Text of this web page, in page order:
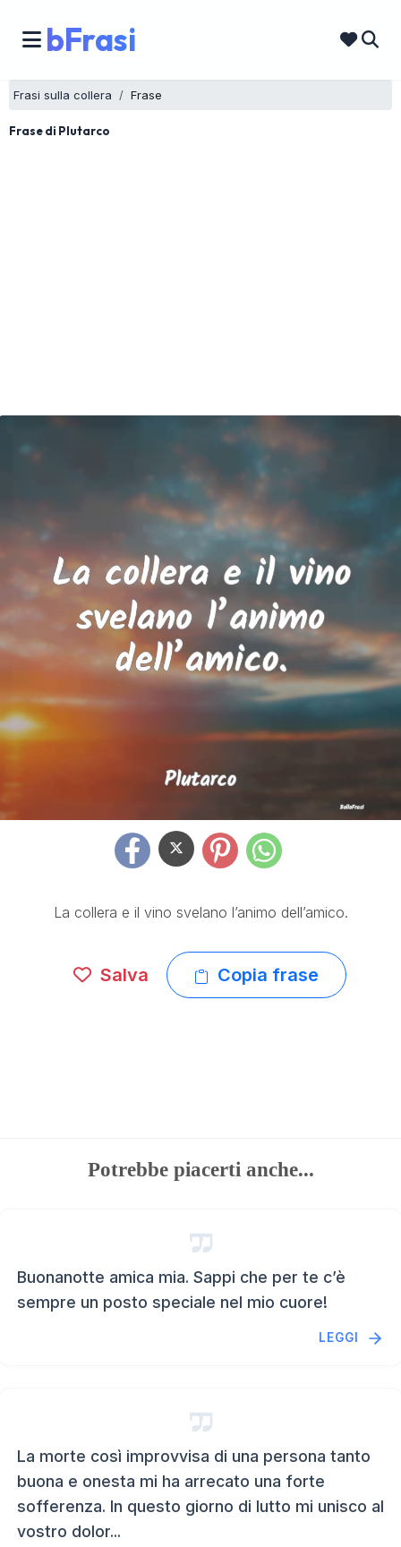
bFrasi
Frasi sulla collera Frase
Frase di Plutarco
La collera e il vino svelano l’animo dell’amico.
Salva Copia frase
Potrebbe piacerti anche...
Buonanotte amica mia. Sappi che per te c’è
sempre un posto speciale nel mio cuore!
LEGGI
La morte così improvvisa di una persona tanto
buona e onesta mi ha arrecato una forte
sofferenza. In questo giorno di lutto mi unisco al
vostro dolor...